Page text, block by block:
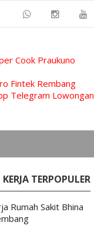
Cook Praukuno
Fintek Rembang
Telegram Lowongan
TERPOPULER
Rumah Sakit Bhina